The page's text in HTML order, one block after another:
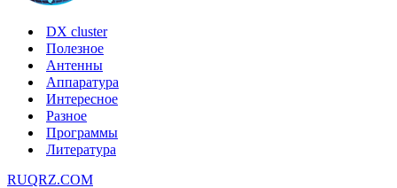
DX cluster
Полезное
Антенны
Аппаратура
Интересное
Разное
Программы
Литература
RUQRZ.COM